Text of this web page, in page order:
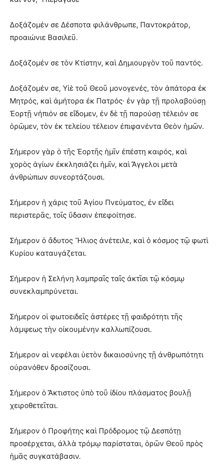
Δοξάζομέν σε Δέσποτα φιλάνθρωπε, Παντοκράτορ,
προαιώνιε Βασιλεῦ.
Δοξάζομέν σε τὸν Κτίστην, καὶ Δημιουργὸν τοῦ παντός.
Δοξάζομέν σε, Υἱὲ τοῦ Θεοῦ μονογενές, τὸν ἀπάτορα ἐκ
Μητρός, καὶ ἀμήτορα ἐκ Πατρός· ἐν γὰρ τῇ προλαβούσῃ
Ἑορτῇ νήπιόν σε εἴδομεν, ἐν δὲ τῇ παρούσῃ τέλειόν σε
ὁρῶμεν, τὸν ἐκ τελείου τέλειον ἐπιφανέντα Θεὸν ἡμῶν.
Σήμερον γὰρ ὁ τῆς Ἑορτῆς ἡμῖν ἐπέστη καιρός, καὶ
χορὸς ἁγίων ἐκκλησιάζει ἡμῖν, καὶ Ἄγγελοι μετὰ
ἀνθρώπων συνεορτάζουσι.
Σήμερον ἡ χάρις τοῦ Ἁγίου Πνεύματος, ἐν εἴδει
περιστερᾶς, τοῖς ὕδασιν ἐπεφοίτησε.
Σήμερον ὁ ἄδυτος Ἥλιος ἀνέτειλε, καὶ ὁ κόσμος τῷ φωτὶ
Κυρίου καταυγάζεται.
Σήμερον ἡ Σελήνη λαμπραῖς ταῖς ἀκτῖσι τῷ κόσμῳ
συνεκλαμπρύνεται.
Σήμερον οἱ φωτοειδεῖς ἀστέρες τῇ φαιδρότητι τῆς
λάμψεως τὴν οἰκουμένην καλλωπίζουσι.
Σήμερον αἱ νεφέλαι ὑετὸν δικαιοσύνης τῇ ἀνθρωπότητι
οὐρανόθεν δροσίζουσι.
Σήμερον ὁ Ἄκτιστος ὑπὸ τοῦ ἰδίου πλάσματος βουλῇ
χειροθετεῖται.
Σήμερον ὁ Προφήτης καὶ Πρόδρομος τῷ Δεσπότῃ
προσέρχεται, ἀλλὰ τρόμῳ παρίσταται, ὁρῶν Θεοῦ πρὸς
ἡμᾶς συγκατάβασιν.